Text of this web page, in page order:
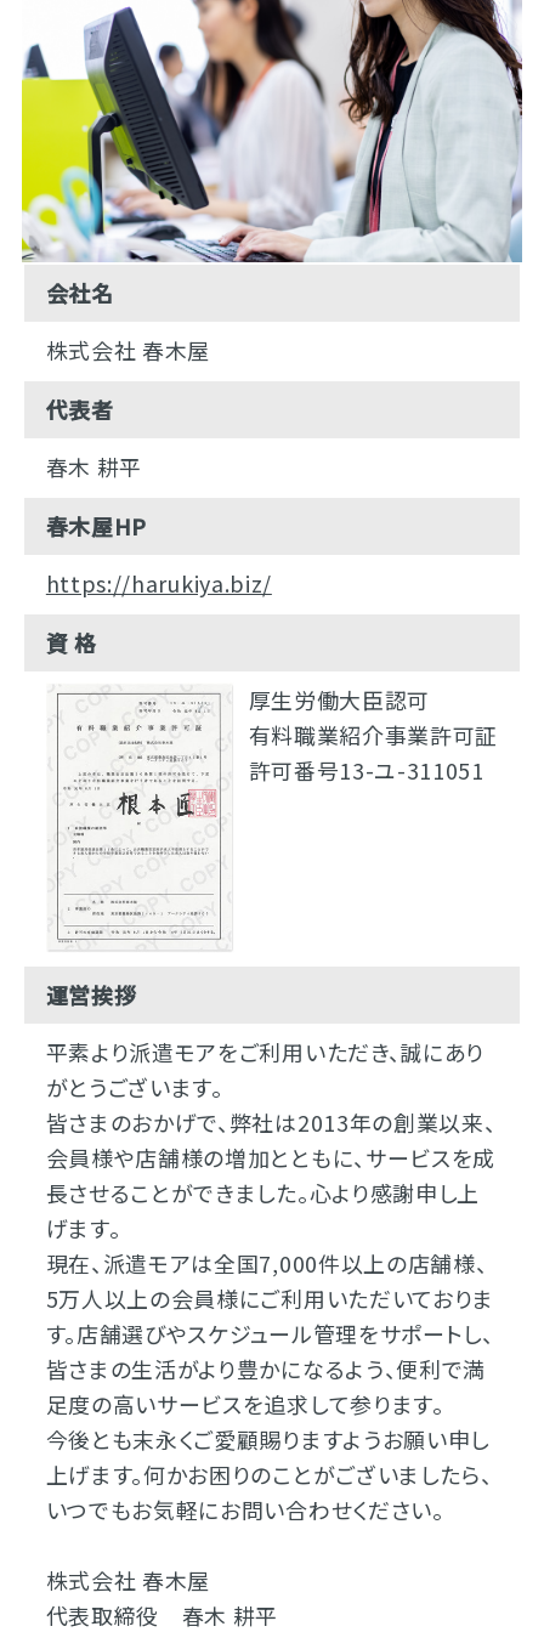
会社名
株式会社 春木屋
代表者
春木 耕平
春木屋HP
https://harukiya.biz/
資 格
厚生労働大臣認可
有料職業紹介事業許可証
許可番号13-ユ-311051
運営挨拶
平素より派遣モアをご利用いただき、誠にあり
がとうございます。
皆さまのおかげで、弊社は2013年の創業以来、
会員様や店舗様の増加とともに、サービスを成
長させることができました。心より感謝申し上
げます。
現在、派遣モアは全国7,000件以上の店舗様、
5万人以上の会員様にご利用いただいておりま
す。店舗選びやスケジュール管理をサポートし、
皆さまの生活がより豊かになるよう、便利で満
足度の高いサービスを追求して参ります。
今後とも末永くご愛顧賜りますようお願い申し
上げます。何かお困りのことがございましたら、
いつでもお気軽にお問い合わせください。
株式会社 春木屋
代表取締役 春木 耕平